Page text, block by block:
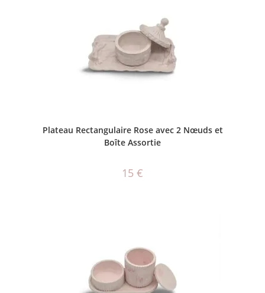
Plateau Rectangulaire Rose avec 2 Nœuds et
Boîte Assortie
15 €